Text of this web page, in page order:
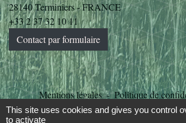
28140 Terminiers - FRANCE
+33 2 37 32 10 11
Contact par formulaire
Mentions légales - Politique de
Accessibilité - Plan du site - Gestion
This site uses cookies and gives you control
to activate